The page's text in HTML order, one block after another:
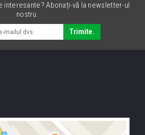
Abonați-vă la newsletter-ul
nostru.
Trimite.